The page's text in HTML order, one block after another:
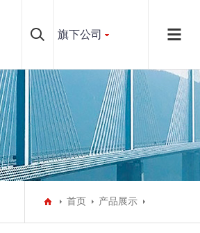
旗下公司
首页 产品展示